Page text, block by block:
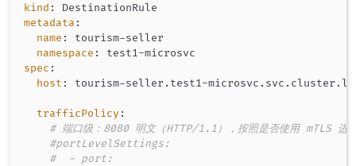
kind :
metadata :
name : tourism-seller
namespace : test1-
spec :
host : tourism-seller.test1-
trafficPolicy :
# 端口级：8080 明文（HTTP/1.1），按照是否使用 mTLS 进
#portLevelSettings:
#  - port: